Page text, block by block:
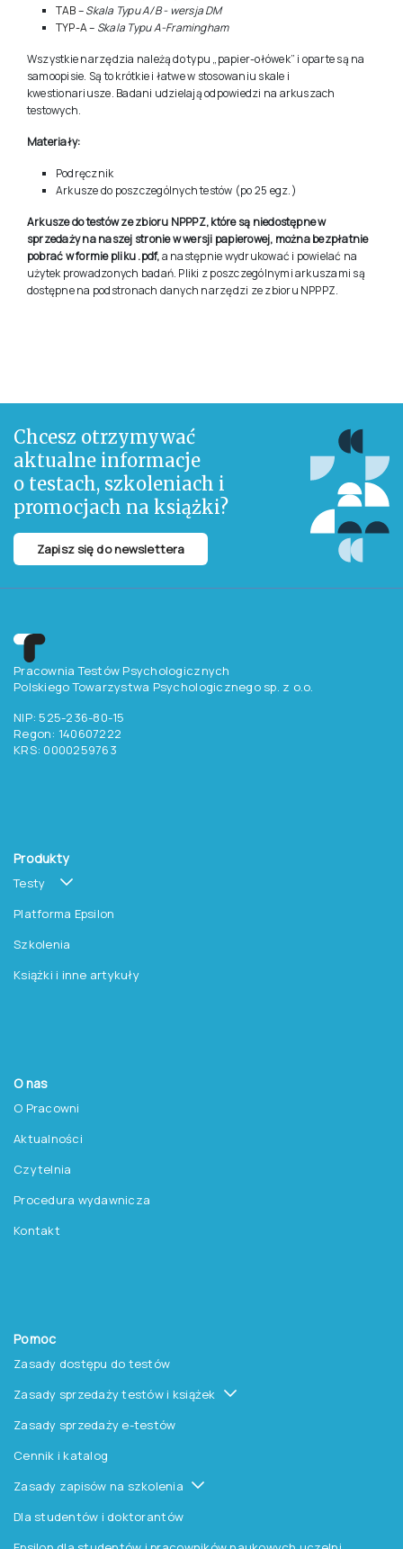
TAB–Skala Typu A/B - wersja DM
TYP-A– Skala Typu A-Framingham
Wszystkie narzędzia należą do typu „papier-ołówek” i oparte są na
samoopisie. Są to krótkie i łatwe w stosowaniu skale i
kwestionariusze. Badani udzielają odpowiedzi na arkuszach
testowych.
Materiały:
Podręcznik
Arkusze do poszczególnych testów (po 25 egz.)
Arkusze do testów ze zbioru NPPPZ, które są niedostępne w
sprzedaży na naszej stronie w wersji papierowej, można bezpłatnie
pobrać w formie pliku .pdf,a następnie wydrukować i powielać na
użytek prowadzonych badań. Pliki z poszczególnymi arkuszami są
dostępne na podstronach danych narzędzi ze zbioru NPPPZ.
Chcesz otrzymywać
aktualne informacje
o testach, szkoleniach i
promocjach na książki?
Zapisz się do newslettera
Pracownia Testów Psychologicznych
Polskiego Towarzystwa Psychologicznego sp. z o.o.
NIP: 525-236-80-15
Regon: 140607222
KRS: 0000259763
Produkty
Testy
Platforma Epsilon
Szkolenia
Książki i inne artykuły
O nas
O Pracowni
Aktualności
Czytelnia
Procedura wydawnicza
Kontakt
Pomoc
Zasady dostępu do testów
Zasady sprzedaży testów i książek
Zasady sprzedaży e-testów
Cennik i katalog
Zasady zapisów na szkolenia
Dla studentów i doktorantów